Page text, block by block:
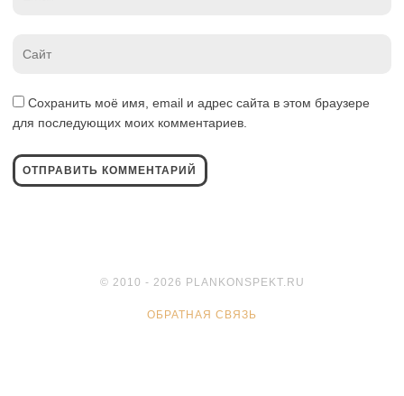
Сохранить моё имя, email и адрес сайта в этом браузере
для последующих моих комментариев.
© 2010 - 2026 PLANKONSPEKT.RU
ОБРАТНАЯ СВЯЗЬ